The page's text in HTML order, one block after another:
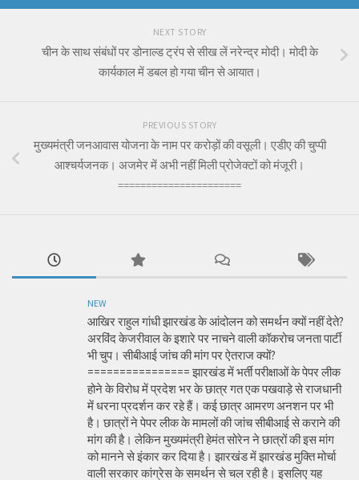
NEXT STORY
चीन के साथ संबंधों पर डोनाल्ड ट्रंप से सीख लें नरेन्द्र मोदी। मोदी के
कार्यकाल में डबल हो गया चीन से आयात।
PREVIOUS STORY
मुख्यमंत्री जनआवास योजना के नाम पर करोड़ों की वसूली। एडीए की चुप्पी
आश्चर्यजनक। अजमेर में अभी नहीं मिली प्रोजेक्टों को मंजूरी।
======================
NEW
आखिर राहुल गांधी झारखंड के आंदोलन को समर्थन क्यों नहीं देते?
अरविंद केजरीवाल के इशारे पर नाचने वाली कॉकरोच जनता पार्टी
भी चुप। सीबीआई जांच की मांग पर ऐतराज क्यों?
================ झारखंड में भर्ती परीक्षाओं के पेपर लीक
होने के विरोध में प्रदेश भर के छात्र गत एक पखवाड़े से राजधानी
में धरना प्रदर्शन कर रहे हैं। कई छात्र आमरण अनशन पर भी
है। छात्रों ने पेपर लीक के मामलों की जांच सीबीआई से कराने की
मांग की है। लेकिन मुख्यमंत्री हेमंत सोरेन ने छात्रों की इस मांग
को मानने से इंकार कर दिया है। झारखंड में झारखंड मुक्ति मोर्चा
वाली सरकार कांग्रेस के समर्थन से चल रही है। इसलिए यह